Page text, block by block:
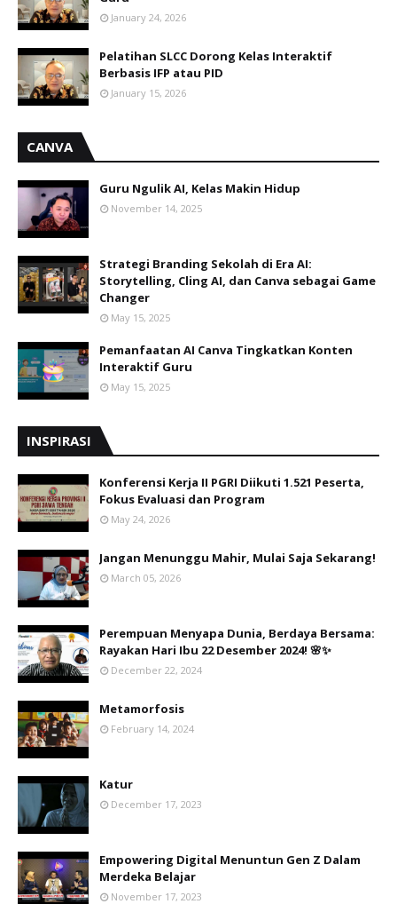
January 24, 2026
Pelatihan SLCC Dorong Kelas Interaktif
Berbasis IFP atau PID
January 15, 2026
CANVA
Guru Ngulik AI, Kelas Makin Hidup
November 14, 2025
Strategi Branding Sekolah di Era AI:
Storytelling, Cling AI, dan Canva sebagai Game
Changer
May 15, 2025
Pemanfaatan AI Canva Tingkatkan Konten
Interaktif Guru
May 15, 2025
INSPIRASI
Konferensi Kerja II PGRI Diikuti 1.521 Peserta,
Fokus Evaluasi dan Program
May 24, 2026
Jangan Menunggu Mahir, Mulai Saja Sekarang!
March 05, 2026
Perempuan Menyapa Dunia, Berdaya Bersama:
Rayakan Hari Ibu 22 Desember 2024! 🌸✨
December 22, 2024
Metamorfosis
February 14, 2024
Katur
December 17, 2023
Empowering Digital Menuntun Gen Z Dalam
Merdeka Belajar
November 17, 2023